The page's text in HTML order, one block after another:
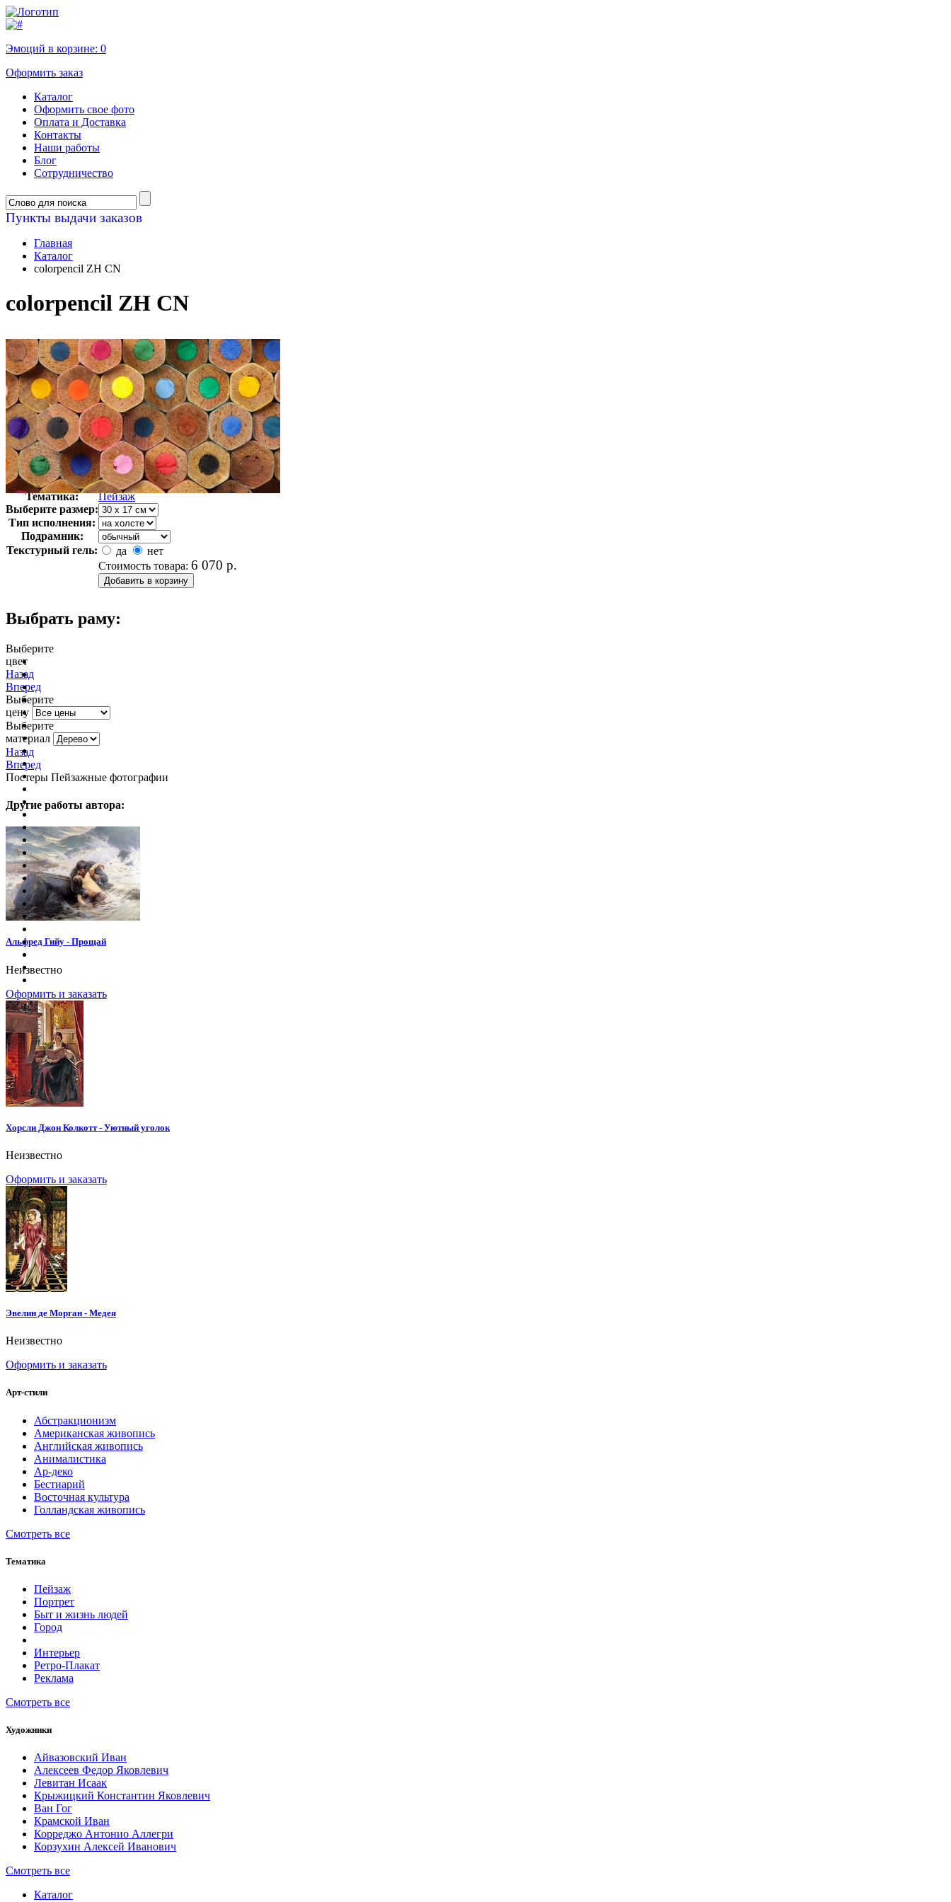
Эмоций в корзине: 0
Оформить заказ
Каталог
Оформить свое фото
Оплата и Доставка
Контакты
Наши работы
Блог
Сотрудничество
Пункты выдачи заказов
Главная
Каталог
colorpencil ZH CN
colorpencil ZH CN
Автор:
Неизвестно
Арт-стиль
Фотография
Тематика:
Пейзаж
Выберите размер:
Тип исполнения:
Подрамник:
Текстурный гель:
да
нет
Стоимость товара: 6 070 р.
Выбрать раму:
Выберите
цвет
Назад
Вперед
Выберите
цену
Выберите
материал
Назад
Вперед
Постеры Пейзажные фотографии
Другие работы автора:
Альфред Гийу - Прощай
Неизвестно
Оформить и заказать
Хорсли Джон Колкотт - Уютный уголок
Неизвестно
Оформить и заказать
Эвелин де Морган - Медея
Неизвестно
Оформить и заказать
Арт-стили
Абстракционизм
Американская живопись
Английская живопись
Анималистика
Ар-деко
Бестиарий
Восточная культура
Голландская живопись
Смотреть все
Тематика
Пейзаж
Портрет
Быт и жизнь людей
Город
Интерьер
Ретро-Плакат
Реклама
Смотреть все
Художники
Айвазовский Иван
Алексеев Федор Яковлевич
Левитан Исаак
Крыжицкий Константин Яковлевич
Ван Гог
Крамской Иван
Корреджо Антонио Аллегри
Корзухин Алексей Иванович
Смотреть все
Каталог